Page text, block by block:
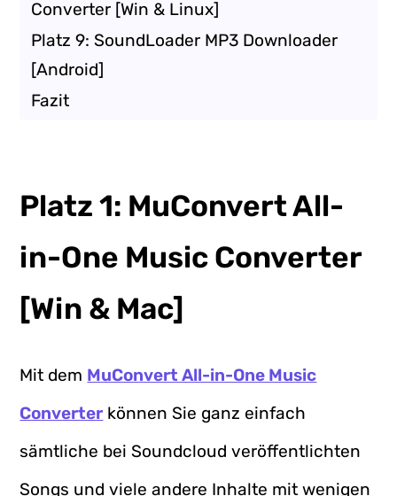
Converter [Win & Linux]
Platz 9: SoundLoader MP3 Downloader
[Android]
Fazit
Platz 1: MuConvert All-
in-One Music Converter
[Win & Mac]
Mit dem MuConvert All-in-One Music
Converter können Sie ganz einfach
sämtliche bei Soundcloud veröffentlichten
Songs und viele andere Inhalte mit wenigen